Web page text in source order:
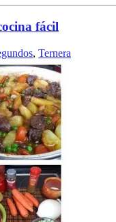
fácil
, Ternera